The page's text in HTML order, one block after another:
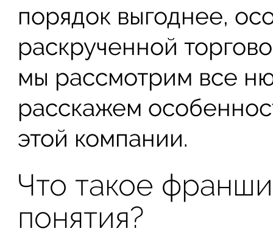
порядок выгоднее,
раскрученной
мы рассмотрим все
расскажем
этой компании.
Что такое
понятия?